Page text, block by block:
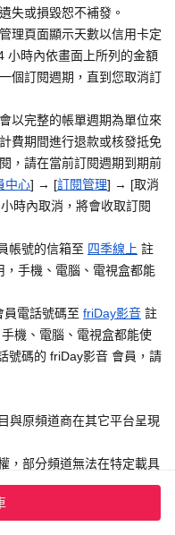
失或損毀恕不補發。
理頁面顯示天數以信用卡定
小時內依畫面上所列的金額
個訂閱週期，直到您取消訂
以完整的帳單週期為單位來
費期間進行退款或核發抵免
，請在當前訂閱週期到期前
中心] → [訂閱管理] → [取消
時內取消，將會收取訂閱
帳號的信箱至 四季線上 註
手機、電腦、電視盒都能
電話號碼至 friDay影音 註
機、電腦、電視盒都能使
號碼的 friDay影音 會員，請
與原頻道商在其它平台呈現
，部分頻道無法在特定載具
之權利